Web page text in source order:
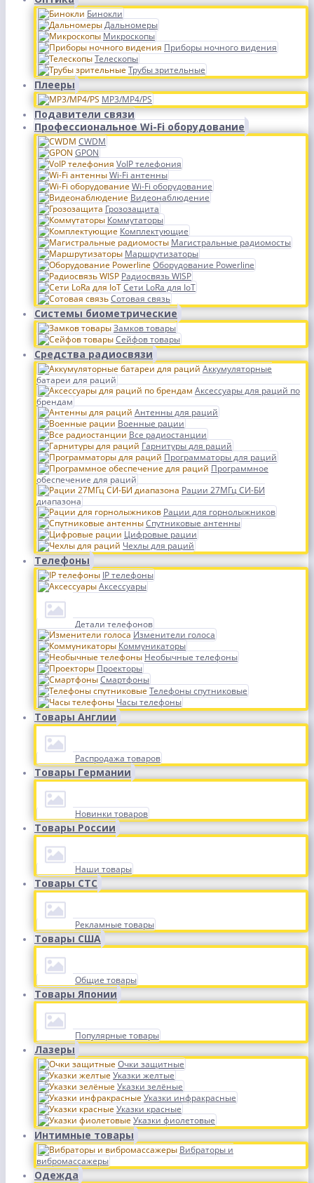
Бинокли
Дальномеры
Микроскопы
Приборы ночного видения
Телескопы
Трубы зрительные
Плееры
MP3/MP4/PS
Подавители связи
Профессиональное Wi-Fi оборудование
CWDM
GPON
VoIP телефония
Wi-Fi антенны
Wi-Fi оборудование
Видеонаблюдение
Грозозащита
Коммутаторы
Комплектующие
Магистральные радиомосты
Маршрутизаторы
Оборудование Powerline
Радиосвязь WISP
Сети LoRa для IoT
Сотовая связь
Системы биометрические
Замков товары
Сейфов товары
Средства радиосвязи
Аккумуляторные
батареи для раций
Аксессуары для раций по
брендам
Антенны для раций
Военные рации
Все радиостанции
Гарнитуры для раций
Программаторы для раций
Программное
обеспечение для раций
Рации 27МГц СИ-БИ
диапазона
Рации для горнолыжников
Спутниковые антенны
Цифровые рации
Чехлы для раций
Телефоны
IP телефоны
Аксессуары
Детали телефонов
Изменители голоса
Коммуникаторы
Необычные телефоны
Проекторы
Смартфоны
Телефоны спутниковые
Часы телефоны
Товары Англии
Распродажа товаров
Товары Германии
Новинки товаров
Товары России
Наши товары
Товары СТС
Рекламные товары
Товары США
Общие товары
Товары Японии
Популярные товары
Лазеры
Очки защитные
Указки желтые
Указки зелёные
Указки инфракрасные
Указки красные
Указки фиолетовые
Интимные товары
Вибраторы и
вибромассажеры
Одежда